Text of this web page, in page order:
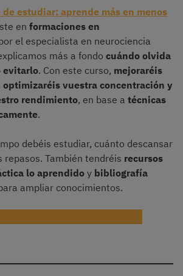
de estudiar: aprende más en menos
en formaciones en
el especialista en neurociencia
más a fondo cuándo olvida
evitarlo. Con este curso, mejoraréis
vuestra concentración y
rendimiento, en base a técnicas
.
debéis estudiar, cuánto descansar
repasos. También tendréis recursos
lo aprendido y bibliografía
ampliar conocimientos.